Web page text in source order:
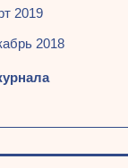
2019
2018